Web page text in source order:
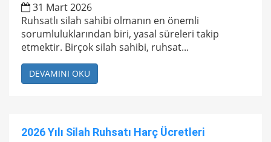
31 Mart 2026
Ruhsatlı silah sahibi olmanın en önemli
sorumluluklarından biri, yasal süreleri takip
etmektir. Birçok silah sahibi, ruhsat...
DEVAMINI OKU
2026 Yılı Silah Ruhsatı Harç Ücretleri